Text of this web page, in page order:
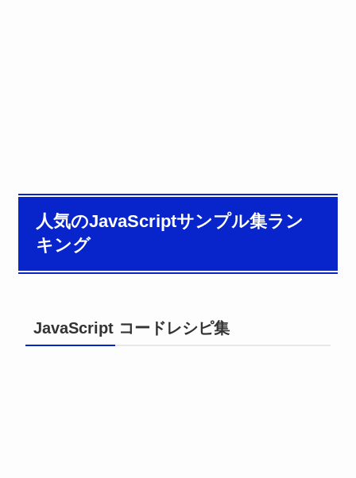
人気のJavaScriptサンプル集ラン
キング
JavaScript コードレシピ集